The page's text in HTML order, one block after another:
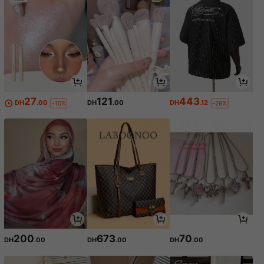
DH27.00 -10% DH121 .00 DH443.12 -26%
DH200.00 DH673.00 DH70.00